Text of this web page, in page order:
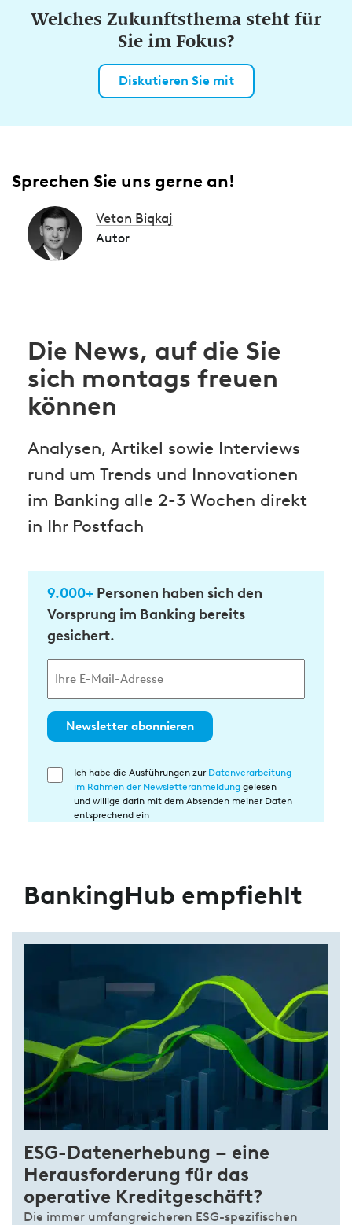
Welches Zukunftsthema steht für
Sie im Fokus?
Diskutieren Sie mit
Sprechen Sie uns gerne an!
Veton Biqkaj
Autor
Die News, auf die Sie
sich montags freuen
können
Analysen, Artikel sowie Interviews
rund um Trends und Innovationen
im Banking alle 2-3 Wochen direkt
in Ihr Postfach
9.000+ Personen haben sich den
Vorsprung im Banking bereits
gesichert.
Newsletter abonnieren
Einwilligung
Ich habe die Ausführungen zur Datenverarbeitung
im Rahmen der Newsletteranmeldung gelesen
und willige darin mit dem Absenden meiner Daten
entsprechend ein
BankingHub empfiehlt
ESG-Datenerhebung – eine
Herausforderung für das
operative Kreditgeschäft?
Die immer umfangreicheren ESG-spezifischen